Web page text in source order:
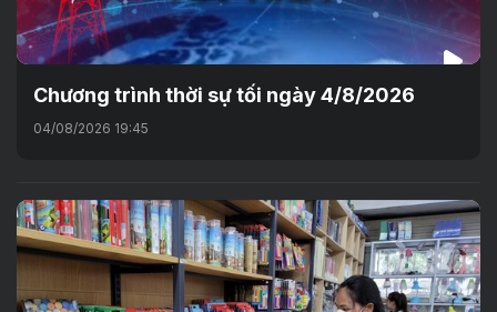
Chương trình thời sự tối ngày 4/8/2026
04/08/2026 19:45